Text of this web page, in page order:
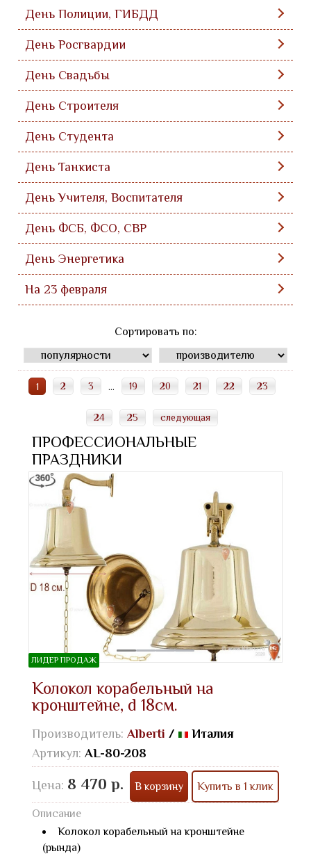
День Полиции, ГИБДД
День Росгвардии
День Свадьбы
День Строителя
День Студента
День Танкиста
День Учителя, Воспитателя
День ФСБ, ФСО, СВР
День Энергетика
На 23 февраля
Сортировать по:
1 2 3 ... 19 20 21 22 23
24 25 следующая
ПРОФЕССИОНАЛЬНЫЕ
ПРАЗДНИКИ
ЛИДЕР ПРОДАЖ
Колокол корабельный на
кронштейне, d 18см.
Производитель: Alberti /
Италия
Артикул: AL-80-208
Цена: 8 470 р. В корзину Купить в 1 клик
Описание
Колокол корабельный на кронштейне
(рында)